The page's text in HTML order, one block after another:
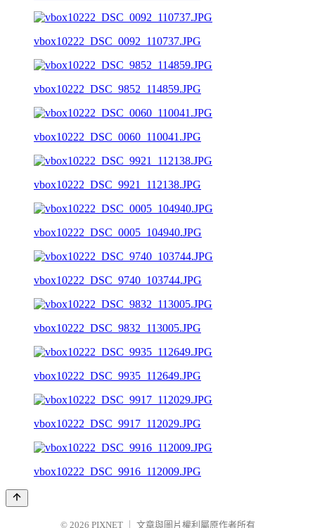
vbox10222_DSC_0092_110737.JPG
vbox10222_DSC_9852_114859.JPG
vbox10222_DSC_0060_110041.JPG
vbox10222_DSC_9921_112138.JPG
vbox10222_DSC_0005_104940.JPG
vbox10222_DSC_9740_103744.JPG
vbox10222_DSC_9832_113005.JPG
vbox10222_DSC_9935_112649.JPG
vbox10222_DSC_9917_112029.JPG
vbox10222_DSC_9916_112009.JPG
© 2026 PIXNET 文章與圖片權利屬原作者所有